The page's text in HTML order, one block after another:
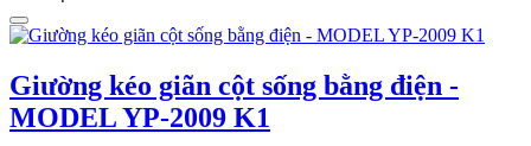
Giường kéo giãn cột sống bằng điện -
MODEL YP-2009 K1